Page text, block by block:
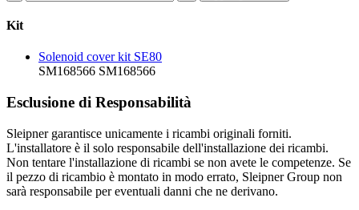
Kit
Solenoid cover kit SE80
SM168566 SM168566
Esclusione di Responsabilità
Sleipner garantisce unicamente i ricambi originali forniti.
L'installatore è il solo responsabile dell'installazione dei ricambi.
Non tentare l'installazione di ricambi se non avete le competenze. Se
il pezzo di ricambio è montato in modo errato, Sleipner Group non
sarà responsabile per eventuali danni che ne derivano.